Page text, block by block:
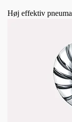
Høj effektiv